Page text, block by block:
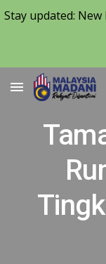
Skip to main content